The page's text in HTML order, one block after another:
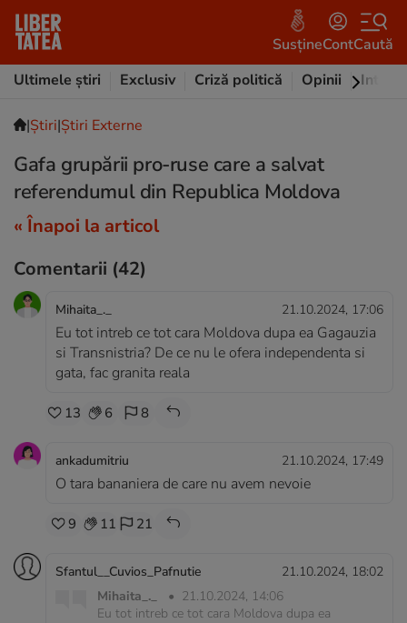
SusțineContCaută
Ultimele știri
Exclusiv Criză politică Opinii
|Ştiri|Știri Externe
Gafa grupării pro-ruse care a salvat
referendumul din Republica Moldova
« Înapoi la articol
Comentarii (42)
Mihaita_._ 21.10.2024, 17:06
Eu tot intreb ce tot cara Moldova dupa ea Gagauzia
si Transnistria? De ce nu le ofera independenta si
gata, fac granita reala
13 6 8
ankadumitriu 21.10.2024, 17:49
O tara bananiera de care nu avem nevoie
9 11 21
Sfantul__Cuvios_Pafnutie
21.10.2024, 18:02
Mihaita_._
• 21.10.2024, 14:06
Eu tot intreb ce tot cara Moldova dupa ea